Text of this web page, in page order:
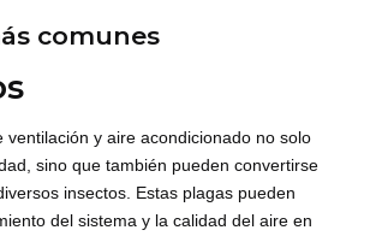
comunes
ventilación y aire acondicionado no solo
sino que también pueden convertirse
insectos. Estas plagas pueden
del sistema y la calidad del aire en